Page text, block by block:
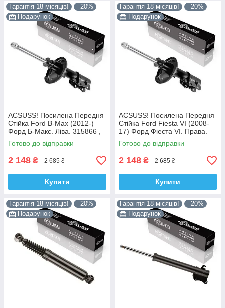
Гарантія 18 місяців!
–20%
Подарунок
ACSUSS! Посилена Передня
Стійка Ford B-Max (2012-)
Форд Б-Макс. Ліва. 315866 ,
3348042 Корея!
Готово до відправки
2 148 ₴ 2 685 ₴
Купити
Гарантія 18 місяців!
–20%
Подарунок
ACSUSS! Посилена Передня
Стійка Ford Fiesta VI (2008-
17) Форд Фіеста VI. Права.
315867 , 3348032 Корея!
Готово до відправки
2 148 ₴ 2 685 ₴
Купити
Гарантія 18 місяців!
–20%
Подарунок
Гарантія 18 місяців!
–20%
Подарунок